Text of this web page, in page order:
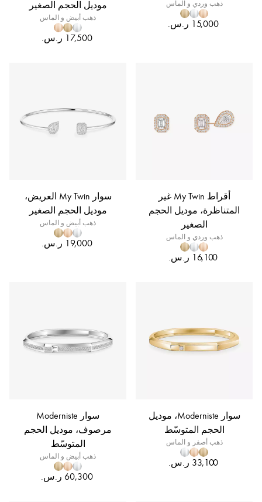
ذهب وردي و الماس
‏15,000 ر.س.‏
موديل الحجم الصغير
ذهب أبيض و الماس
‏17,500 ر.س.‏
أقراط My Twin غير
المتناظرة، موديل الحجم
الصغير
ذهب وردي و الماس
سوار My Twin العريض،
موديل الحجم الصغير
ذهب أبيض و الماس
‏19,000 ر.س.‏
سوار Moderniste، موديل
الحجم المتوسّط
ذهب أصفر و الماس
‏33,100 ر.س.‏
سوار Moderniste
مرصوف، موديل الحجم
المتوسّط
ذهب أبيض و الماس
‏60,300 ر.س.‏